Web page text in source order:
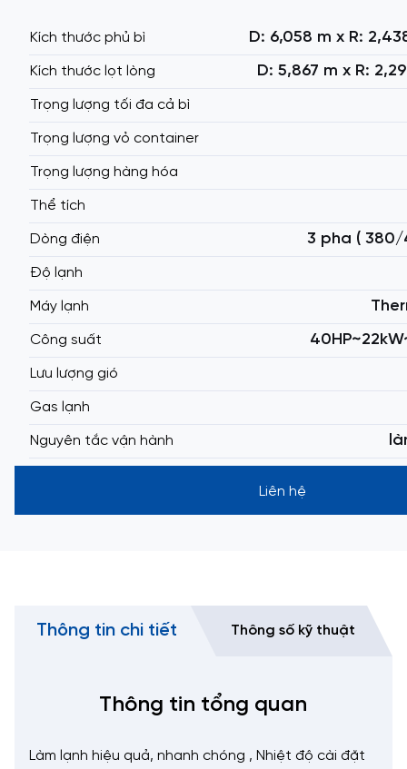
Kích thước phủ bì D: 6,058 m x R:
Kích thước lọt lòng D: 5,867 m x R:
Trọng lượng tối đa cả bì
Trọng lượng vỏ container
Trọng lượng hàng hóa
Thể tích
Dòng điện 3 pha ( 380/
Độ lạnh
Máy lạnh
Công suất
Lưu lượng gió
Gas lạnh
Nguyên tắc vận hành
Liên hệ
Thông tin chi tiết Thông số kỹ thuật
Thông tin tổng quan
Làm lạnh hiệu quả, nhanh chóng , Nhiệt độ cài đặt